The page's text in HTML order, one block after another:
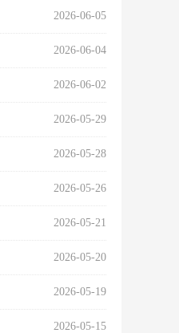
2026-06-05
2026-06-04
2026-06-02
2026-05-29
2026-05-28
2026-05-26
2026-05-21
2026-05-20
2026-05-19
2026-05-15